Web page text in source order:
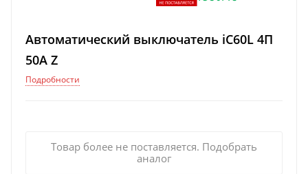
Автоматический выключатель iC60L 4П
50A Z
Подробности
Товар более не поставляется. Подобрать
аналог